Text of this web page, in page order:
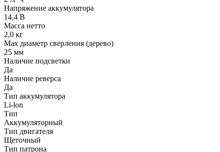
Напряжение аккумулятора
14,4 В
Масса нетто
2,0 кг
Мах диаметр сверления (дерево)
25 мм
Наличие подсветки
Да
Наличие реверса
Да
Тип аккумулятора
Li-lon
Тип
Аккумуляторный
Тип двигателя
Щеточный
Тип патрона